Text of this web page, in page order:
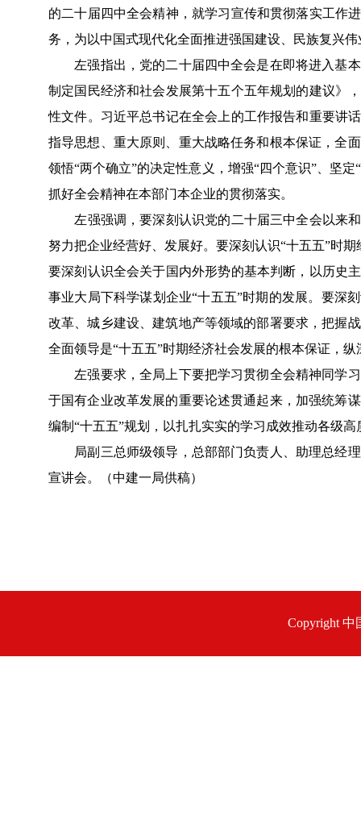
的二十届四中全会精神，就学习宣传和贯彻落实工作
务，为以中国式现代化全面推进强国建设、民族复兴
左强指出，党的二十届四中全会是在即将进入基本
制定国民经济和社会发展第十五个五年规划的建议》
性文件。习近平总书记在全会上的工作报告和重要讲
指导思想、重大原则、重大战略任务和根本保证，全
领悟“两个确立”的决定性意义，增强“四个意识”、坚
抓好全会精神在本部门本企业的贯彻落实。
左强强调，要深刻认识党的二十届三中全会以来和
努力把企业经营好、发展好。要深刻认识“十五五”时
要深刻认识全会关于国内外形势的基本判断，以历史
事业大局下科学谋划企业“十五五”时期的发展。要深
改革、城乡建设、建筑地产等领域的部署要求，把握
全面领导是“十五五”时期经济社会发展的根本保证，
左强要求，全局上下要把学习贯彻全会精神同学习
于国有企业改革发展的重要论述贯通起来，加强统筹
编制“十五五”规划，以扎扎实实的学习成效推动各级
局副三总师级领导，总部部门负责人、助理总经理
宣讲会。（中建一局供稿）
Copyright 中